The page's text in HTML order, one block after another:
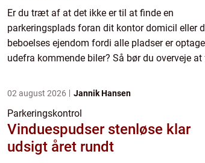
Er du træt af at det ikke er til at finde en
parkeringsplads foran dit kontor domicil eller
beboelses ejendom fordi alle pladser er
udefra kommende biler? Så bør du overveje at
parkeringskontrol...
02 august 2026 Jannik Hansen
Parkeringskontrol
Vinduespudser stenløse klar
udsigt året rundt